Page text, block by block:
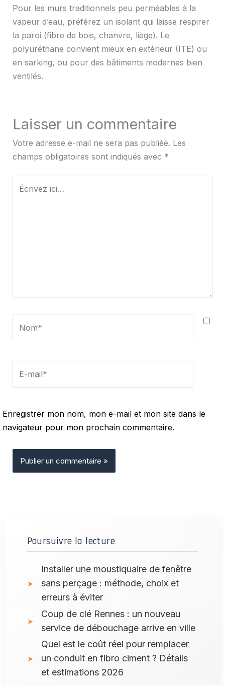
Pour les murs traditionnels peu perméables à la
vapeur d’eau, préférez un isolant qui laisse respirer
la paroi (fibre de bois, chanvre, liège). Le
polyuréthane convient mieux en extérieur (ITE) ou
en sarking, ou pour des bâtiments modernes bien
ventilés.
Laisser un commentaire
Votre adresse e-mail ne sera pas publiée. Les
champs obligatoires sont indiqués avec *
Écrivez
ici…
mail*
Enregistrer mon nom, mon e-mail et mon site dans le
navigateur pour mon prochain commentaire.
Poursuivre la lecture
Installer une moustiquaire de fenêtre
sans perçage : méthode, choix et
erreurs à éviter
Coup de clé Rennes : un nouveau
service de débouchage arrive en ville
Quel est le coût réel pour remplacer
un conduit en fibro ciment ? Détails
et estimations 2026